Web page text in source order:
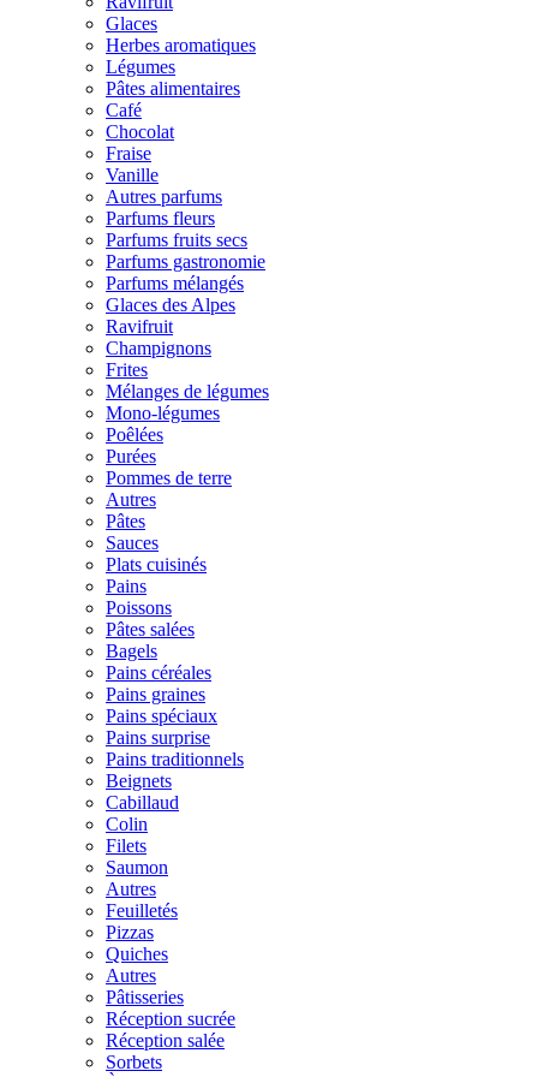
Glaces
Herbes aromatiques
Légumes
Pâtes alimentaires
Café
Chocolat
Fraise
Vanille
Autres parfums
Parfums fleurs
Parfums fruits secs
Parfums gastronomie
Parfums mélangés
Glaces des Alpes
Ravifruit
Champignons
Frites
Mélanges de légumes
Mono-légumes
Poêlées
Purées
Pommes de terre
Autres
Pâtes
Sauces
Plats cuisinés
Pains
Poissons
Pâtes salées
Bagels
Pains céréales
Pains graines
Pains spéciaux
Pains surprise
Pains traditionnels
Beignets
Cabillaud
Colin
Filets
Saumon
Autres
Feuilletés
Pizzas
Quiches
Autres
Pâtisseries
Réception sucrée
Réception salée
Sorbets